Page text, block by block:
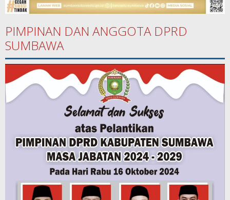
PIMPINAN DAN ANGGOTA DPRD
SUMBAWA